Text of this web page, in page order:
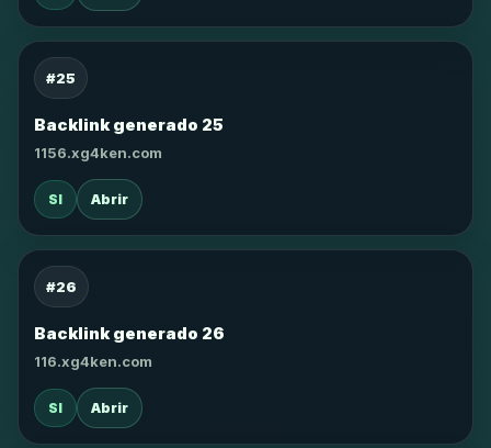
#25
Backlink generado 25
1156.xg4ken.com
SI Abrir
#26
Backlink generado 26
116.xg4ken.com
SI Abrir